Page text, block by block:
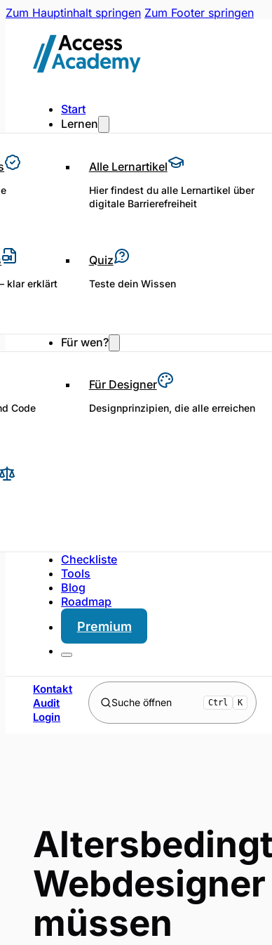
Zum Hauptinhalt springen Zum Footer springen
Start
Lernen
Alle Lernartikel
Hier findest du alle Lernartikel über
digitale Barrierefreiheit
klar erklärt
Quiz
Teste dein Wissen
Für wen?
Code
Für Designer
Designprinzipien, die alle erreichen
Checkliste
Tools
Blog
Roadmap
Premium
Kontakt
Audit
Login
Suche öffnen Ctrl K
müssen